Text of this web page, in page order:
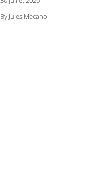
By Jules Mecano